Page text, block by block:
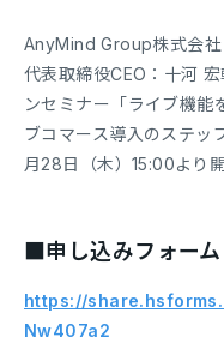
AnyMind Group株式会社
代表取締役CEO：十河
ンセミナー「ライブ機能
ブコマース導入のステッ
月28日（木）15:00より
■申し込みフォーム
https://
Nw407a2